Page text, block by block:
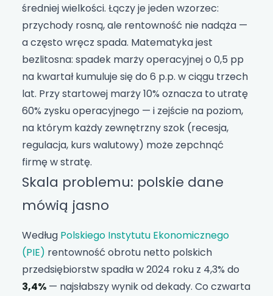
średniej wielkości. Łączy je jeden wzorzec:
przychody rosną, ale rentowność nie nadąża —
a często wręcz spada. Matematyka jest
bezlitosna: spadek marży operacyjnej o 0,5 pp
na kwartał kumuluje się do 6 p.p. w ciągu trzech
lat. Przy startowej marży 10% oznacza to utratę
60% zysku operacyjnego — i zejście na poziom,
na którym każdy zewnętrzny szok (recesja,
regulacja, kurs walutowy) może zepchnąć
firmę w stratę.
Skala problemu: polskie dane
mówią jasno
Według Polskiego Instytutu Ekonomicznego
(PIE) rentowność obrotu netto polskich
przedsiębiorstw spadła w 2024 roku z 4,3% do
3,4% — najsłabszy wynik od dekady. Co czwarta